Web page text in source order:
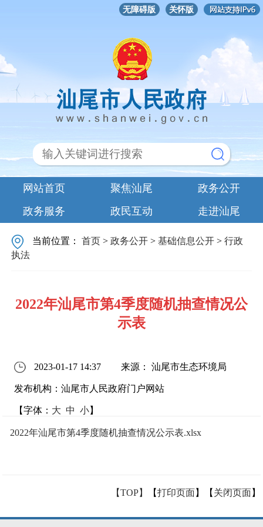
无障碍版 关怀版
网站首页 聚焦汕尾
政务公开
政务服务
政民互动 走进汕尾
当前位置：首页 >政务公开 >基础信息公开 >行政
执法
2022年汕尾市第4季度随机抽查情况公
示表
2023-01-17 14:37 来源： 汕尾市生态环境局
发布机构：汕尾市人民政府门户网站
【字体： 大 中 小】
2022年汕尾市第4季度随机抽查情况公示表.xlsx
【TOP】 【打印页面】【 关闭页面】